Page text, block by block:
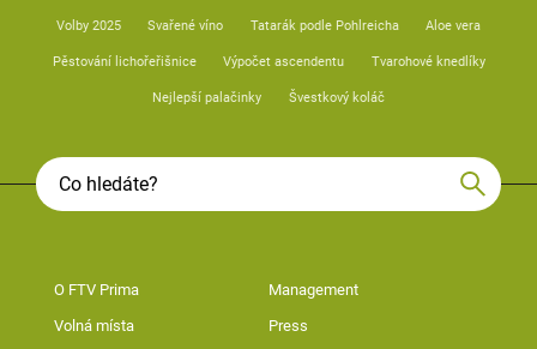
Volby 2025 Svařené víno Tatarák podle Pohlreicha Aloe vera
Pěstování lichořeřišnice Výpočet ascendentu Tvarohové knedlíky
Nejlepší palačinky Švestkový koláč
O FTV Prima Management
Volná místa Press